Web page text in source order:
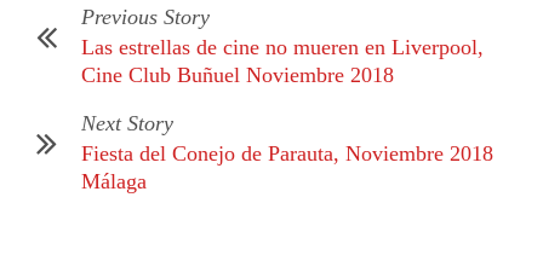
Previous Story
Las estrellas de cine no mueren en Liverpool,
Cine Club Buñuel Noviembre 2018
Next Story
Fiesta del Conejo de Parauta, Noviembre 2018
Málaga